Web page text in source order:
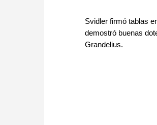
Svidler firmó tablas
demostró buenas
Grandelius.